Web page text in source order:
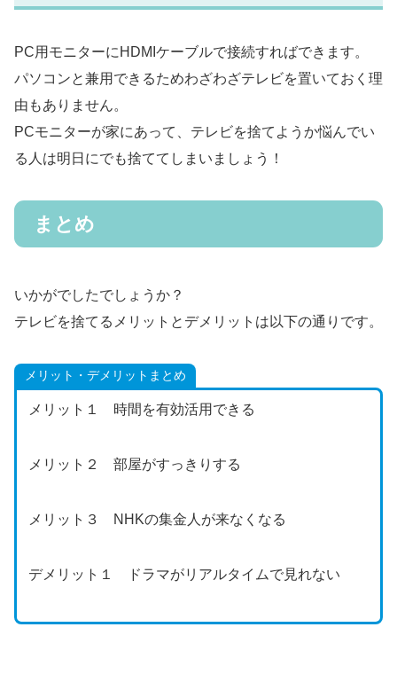
PC用モニターにHDMIケーブルで接続すればできます。
パソコンと兼用できるためわざわざテレビを置いておく理
由もありません。
PCモニターが家にあって、テレビを捨てようか悩んでい
る人は明日にでも捨ててしまいましょう！
まとめ
いかがでしたでしょうか？
テレビを捨てるメリットとデメリットは以下の通りです。
メリット・デメリットまとめ
メリット１ 時間を有効活用できる
メリット２ 部屋がすっきりする
メリット３ NHKの集金人が来なくなる
デメリット１ ドラマがリアルタイムで見れない